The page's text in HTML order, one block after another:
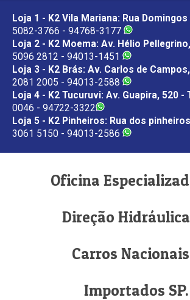
Loja 1 - K2 Vila Mariana: Rua
5082-3766 - 94768-3177
Loja 2 - K2 Moema: Av. Hélio
5096 2812 - 94013-1451
Loja 3 - K2 Brás: Av. Carlos de
2081 2005 - 94013-2588
Loja 4 - K2 Tucuruvi: Av. Guapira, 520 -
0046 - 94722-3322
Loja 5 - K2 Pinheiros: Rua dos
3061 5150 - 94013-2586
Oficina
Direção
Carros
Importados SP.